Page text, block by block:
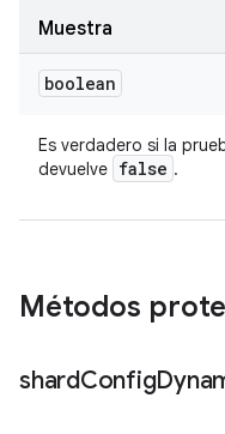
Muestra
boolean
Es verdadero si la
devuelve false .
Métodos
shardConfig